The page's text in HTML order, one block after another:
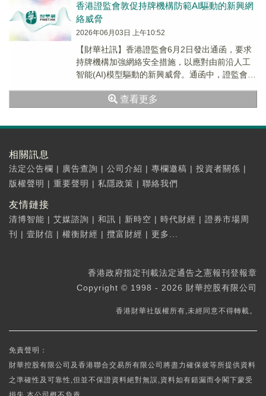
香港證監會敦促持牌機構防範AI驅動的新興網
絡威脅
2026年06月03日 上午10:52
【財華社訊】香港證監會6月2日發出通函，要求
持牌機構加強網絡安全措施，以應對由前沿人工
智能(AI)模型驅動的新興威脅。通函中，證監會敦
查看更多
相關訊息
法定公告欄 | 廣告查詢 | 公司介紹 | 專欄邀稿 | 投資者關係 |
版權聲明 | 重要聲明 | 私隱政策 | 聯絡我們
友情鏈接
清博智能 | 艾媒諮詢 | 和訊 | 新時空 | 時代財經 | 證券市場周
刊 | 壹財信 | 權衡財經 | 攬富財經 | 更多...
香港政府指定刊載法定通告之憲報刊登報章
Copyright © 1998 - 2026 財華控股有限公司
香港財華社版權所有,未經同意不得轉載。
免責聲明：
財華控股有限公司及香港聯合交易所有限公司將盡力確保彼等所提供資料
之準確性及可靠性,但並不保證資料絕對無誤,資料如有錯漏而令閣下蒙受